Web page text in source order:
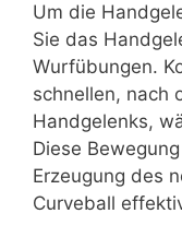
Um die
Sie das
Wurfübungen.
schnellen, nach
Handgelenks,
Diese
Erzeugung des
Curveball